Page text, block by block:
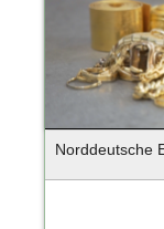
Glückstadt
Gräfelfing
Großbeeren
Großhansdorf
Norddeutsche